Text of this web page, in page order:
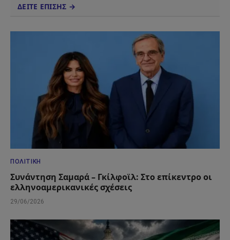
ΔΕΙΤΕ ΕΠΙΣΗΣ →
ΠΟΛΙΤΙΚΉ
Συνάντηση Σαμαρά – Γκίλφοϊλ: Στο επίκεντρο οι
ελληνοαμερικανικές σχέσεις
29/06/2026